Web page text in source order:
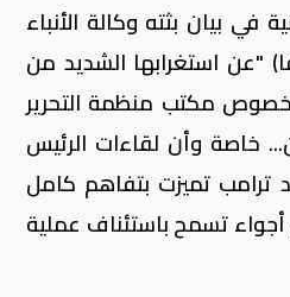
في بيان بثته وكالة الأنباء
"عن استغرابها الشديد من
بخصوص مكتب منظمة التحرير
خاصة وأن لقاءات الرئيس
تميزت بتفاهم كامل
تسمح باستئناف عملية